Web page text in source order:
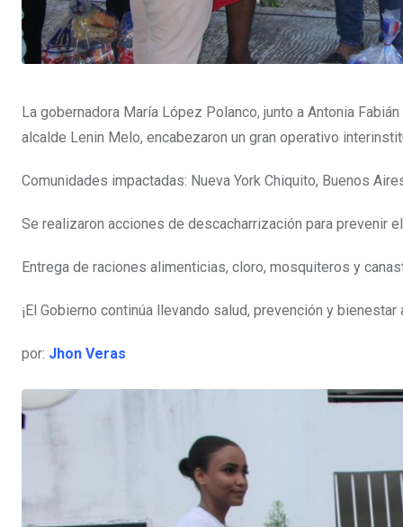
La gobernadora María López Polanco, junto a Antonia
alcalde Lenin Melo, encabezaron un gran operativo
Comunidades impactadas: Nueva York Chiquito, Buenos
Se realizaron acciones de descacharrización para prevenir
Entrega de raciones alimenticias, cloro, mosquiteros y
¡El Gobierno continúa llevando salud, prevención y
por: Jhon Veras